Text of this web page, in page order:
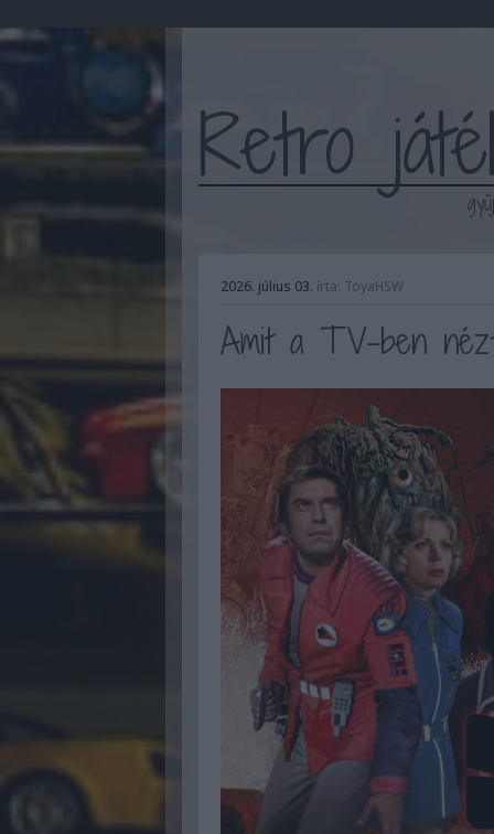
Retro
2026. július 03. írta: ToyaHSW
Amit a TV-ben